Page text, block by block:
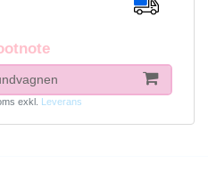
exkl. Leverans